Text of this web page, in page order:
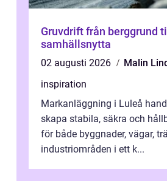
Gruvdrift från berggrund till
samhällsnytta
02 augusti 2026
Malin
inspiration
Markanläggning i Luleå
skapa stabila, säkra och
för både byggnader, vägar,
industriområden i ett k...